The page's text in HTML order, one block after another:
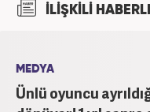
itibaren
İLİŞKİLİ
MEDYA
Ünlü oyuncu